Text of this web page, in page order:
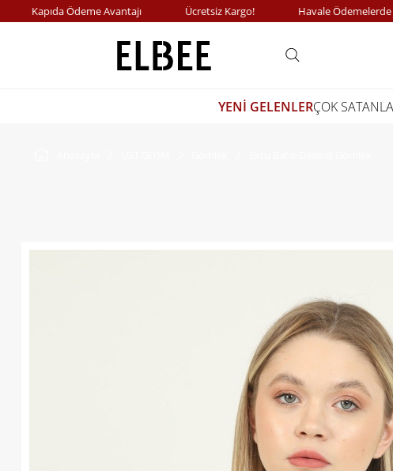
Kapıda Ödeme Avantajı Ücretsiz Kargo! Havale Ödemelerde
YENİ GELENLERÇOK